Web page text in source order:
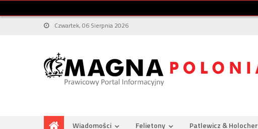
Czwartek, 06 Sierpnia 2026
Wiadomości Felietony Patlewicz & Holocher